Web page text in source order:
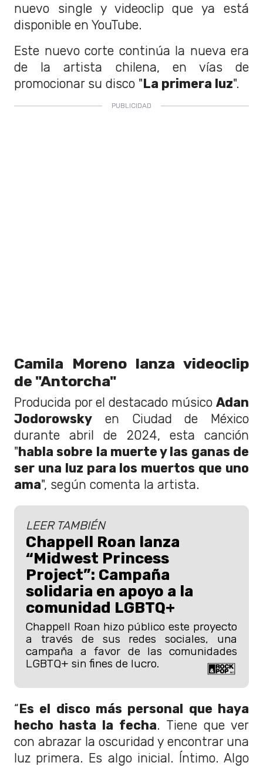
nuevo single y videoclip que ya está
disponible en YouTube.
Este nuevo corte continúa la nueva era
de la artista chilena, en vías de
promocionar su disco "La primera luz".
Camila Moreno lanza videoclip
de "Antorcha"
Producida por el destacado músico Adan
Jodorowsky en Ciudad de México
durante abril de 2024, esta canción
"habla sobre la muerte y las ganas de
ser una luz para los muertos que uno
ama", según comenta la artista.
LEER TAMBIÉN
Chappell Roan lanza
“Midwest Princess
Project”: Campaña
solidaria en apoyo a la
comunidad LGBTQ+
Chappell Roan hizo público este proyecto
a través de sus redes sociales, una
campaña a favor de las comunidades
LGBTQ+ sin fines de lucro.
“Es el disco más personal que haya
hecho hasta la fecha. Tiene que ver
con abrazar la oscuridad y encontrar una
luz primera. Es algo inicial. Íntimo. Algo